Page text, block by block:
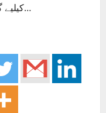
کیلیے گائے اور بیل فروخت کے لیے لائے گئے۔…